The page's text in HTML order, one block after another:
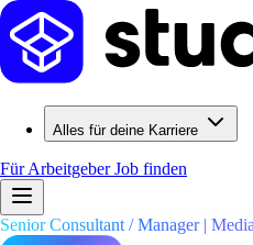
Alles für deine Karriere
Für ArbeitgeberJob finden
Senior Consultant / Manager |